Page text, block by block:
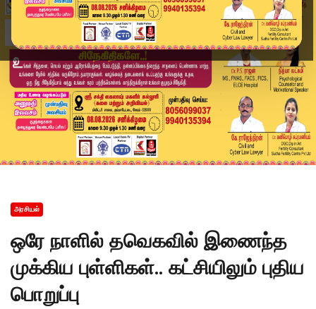
அரசியல்
ஒரே நாளில் தவெகவில் இணைந்த
முக்கிய புள்ளிகள்.. கட்சியிலும் புதிய
பொறுப்பு